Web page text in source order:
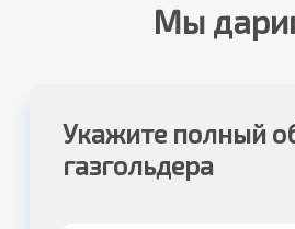
Мы
Укажите полный
газгольдера